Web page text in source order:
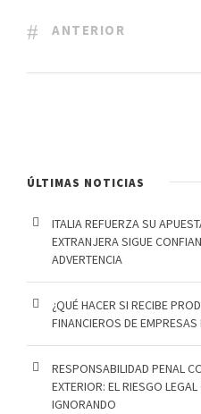
ANTERIOR
ÚLTIMAS NOTICIAS
ITALIA REFUERZA SU
EXTRANJERA SIGUE
ADVERTENCIA
¿QUÉ HACER SI RECIBE
FINANCIEROS DE
RESPONSABILIDAD PENAL
EXTERIOR: EL RIESGO
IGNORANDO